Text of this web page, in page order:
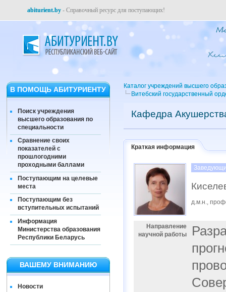
abiturient.by - Справочный ресурс для поступающих!
В ПОМОЩЬ АБИТУРИЕНТУ
Поиск учреждения
высшего образования по
специальности
Сравнение своих
показателей с
прошлогодними
проходными баллами
Поступающим на целевые
места
Поступающим без
вступительных испытаний
Информация
Министерства образования
Республики Беларусь
ВАШЕМУ ВНИМАНИЮ
Новости
Каталог учреждений высшего
Витебский государственный
Кафедра
Краткая информация
д.м.н.,
Направление
научной работы